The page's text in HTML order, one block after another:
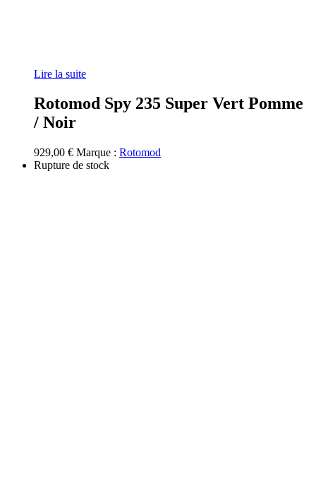
Lire la suite
Rotomod Spy 235 Super Vert Pomme
/ Noir
929,00 € Marque : Rotomod
Rupture de stock